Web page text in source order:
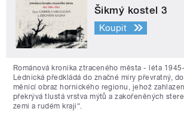
Šikmý kostel 3
Koupit
Románová kronika ztraceného města - léta
Lednická předkládá do značné míry převratný,
měnící obraz hornického regionu, jehož
překrývá tlustá vrstva mýtů a zakořeněných
zemi a rudém kraji“.